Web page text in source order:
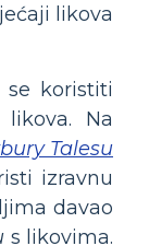
likova
se koristiti
Na
Talesu
izravnu
davao
s likovima.